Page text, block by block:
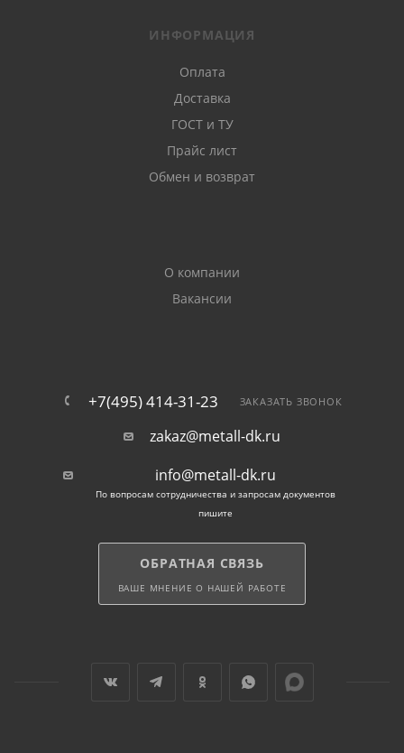
ИНФОРМАЦИЯ
Оплата
Доставка
ГОСТ и ТУ
Прайс лист
Обмен и возврат
О компании
Вакансии
+7(495) 414-31-23 ЗАКАЗАТЬ ЗВОНОК
zakaz@metall-dk.ru
info@metall-dk.ru
По вопросам сотрудничества и запросам документов
пишите
ОБРАТНАЯ СВЯЗЬ
ВАШЕ МНЕНИЕ О НАШЕЙ РАБОТЕ